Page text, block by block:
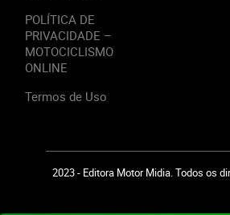
POLÍTICA DE
PRIVACIDADE –
MOTOCICLISMO
ONLINE
Termos de Uso
2023 - Editora Motor Midia. Todos os